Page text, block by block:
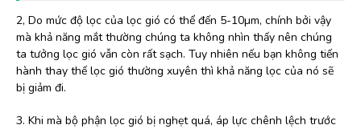
2, Do mức độ lọc của lọc gió có thể đến 5-10µm, chính bởi vậy
mà khả năng mắt thường chúng ta không nhìn thấy nên chúng
ta tưởng lọc gió vẫn còn rất sạch. Tuy nhiên nếu bạn không tiến
hành thay thế lọc gió thường xuyên thì khả năng lọc của nó sẽ
bị giảm đi.
3. Khi mà bộ phận lọc gió bị nghẹt quá, áp lực chênh lệch trước